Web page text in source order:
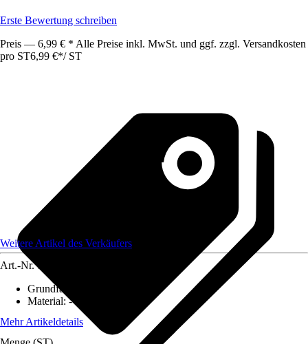
Erste Bewertung schreiben
Preis — 6,99 € * Alle Preise inkl. MwSt. und ggf. zzgl. Versandkosten
pro ST6,99 €*/ ST
Weitere Artikel des Verkäufers
Art.-Nr. 12584442
Grundfarbe
Material:-
Mehr Artikeldetails